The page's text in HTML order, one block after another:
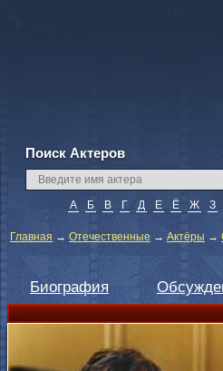
Поиск Актеров
А Б В Г Д Е Ё Ж З
Главная → Отечественные → Актёры →
Биография